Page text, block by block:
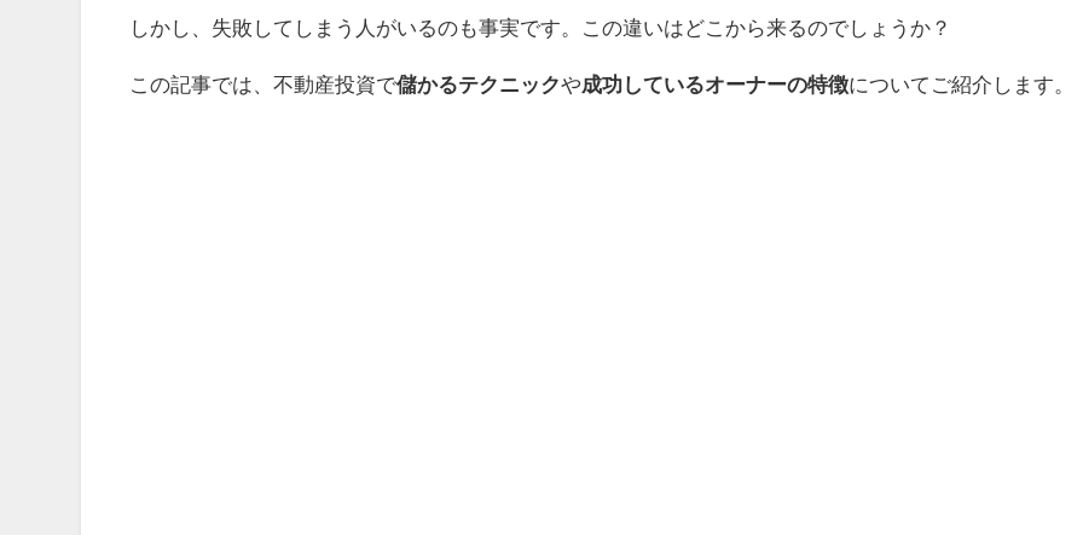
しかし、失敗してしまう人がいるのも事実です。この違いはどこから来るのでしょうか？
この記事では、不動産投資で儲かるテクニックや成功しているオーナーの特徴についてご紹介します。